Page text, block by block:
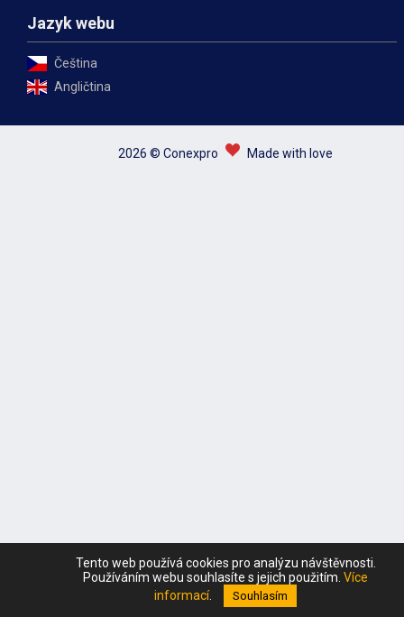
Jazyk webu
Čeština
Angličtina
2026 © Conexpro Made with love
Tento web používá cookies pro analýzu návštěvnosti.
Používáním webu souhlasíte s jejich použitím. Více
informací. Souhlasím